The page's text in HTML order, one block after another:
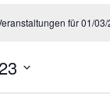
für 01/